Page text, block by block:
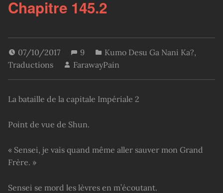
Chapitre 145.2
07/10/2017 9 Kumo Desu Ga Nani Ka?,
Traductions
FarawayPain
La bataille de la capitale Impériale 2
Point de vue de Shun.
« Sensei, je vais quand même aller sauver mon Grand
Frère. »
Sensei se mord les lèvres en m’écoutant.